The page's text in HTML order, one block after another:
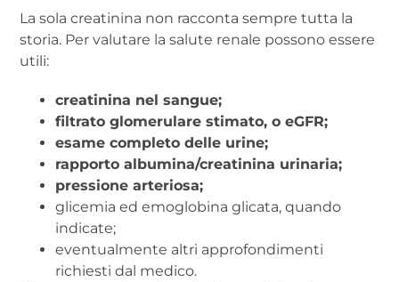
La sola creatinina non racconta sempre tutta la
storia. Per valutare la salute renale possono essere
utili:
creatinina nel sangue;
filtrato glomerulare stimato, o eGFR;
esame completo delle urine;
rapporto albumina/creatinina urinaria;
pressione arteriosa;
glicemia ed emoglobina glicata, quando
indicate;
eventualmente altri approfondimenti
richiesti dal medico.